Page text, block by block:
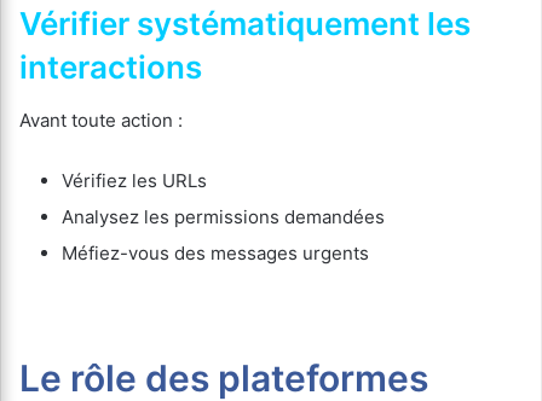
Vérifier systématiquement les
interactions
Avant toute action :
Vérifiez les URLs
Analysez les permissions demandées
Méfiez-vous des messages urgents
Le rôle des plateformes